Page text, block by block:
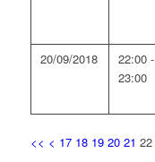
20/09/2018
22:00 -
23:00
<< < 17 18 19 20 21 22